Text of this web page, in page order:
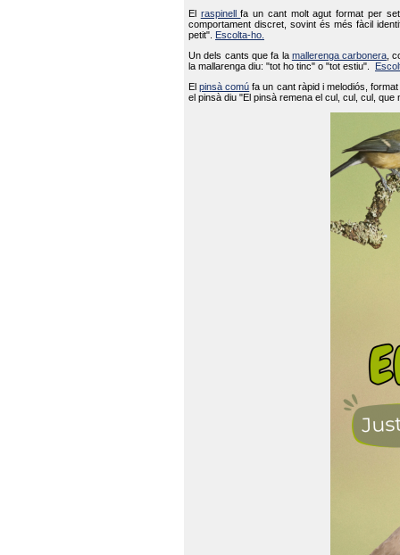
El raspinellfa un cant molt agut format per
comportament discret, sovint és més fàcil
petit".
Escolta-ho.
Un dels cants que fa la mallerenga carbonera ,
la mallarenga diu: "tot ho tinc" o "tot estiu".
Elpinsà comú fa un cant ràpid i melodiós,
el pinsà diu "El pinsà remena el cul, cul, cul,